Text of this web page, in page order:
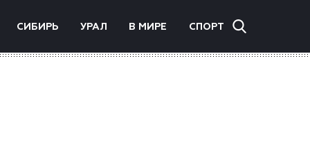
СИБИРЬ УРАЛ В МИРЕ СПОРТ